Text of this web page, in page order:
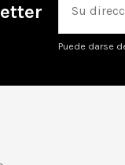
Puede darse